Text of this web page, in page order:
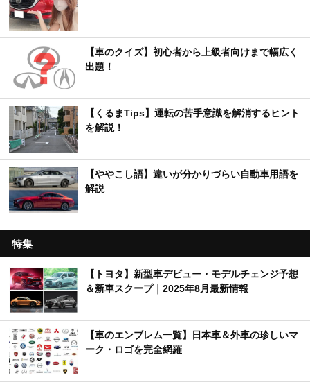
【車のクイズ】初心者から上級者向けまで幅広く
出題！
【くるまTips】運転の苦手意識を解消するヒント
を解説！
【ややこし語】違いが分かりづらい自動車用語を
解説
特集
【トヨタ】新型車デビュー・モデルチェンジ予想
＆新車スクープ｜2025年8月最新情報
【車のエンブレム一覧】日本車＆外車の珍しいマ
ーク・ロゴを完全網羅